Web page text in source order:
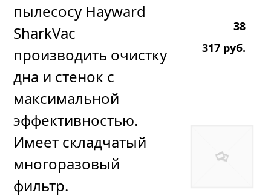
пылесосу Hayward
SharkVac
производить очистку
дна и стенок с
максимальной
эффективностью.
Имеет складчатый
многоразовый
фильтр.
38
317 руб.